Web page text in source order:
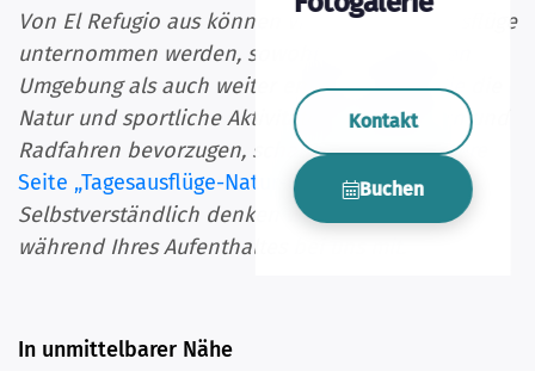
Kontakt
Buchen
Von El Refugio aus können viele kulturelle Ausflüge
unternommen werden, sowohl in der näheren
Umgebung als auch weiter entfernt. Wenn Sie die
Natur und sportliche Aktivitäten wie Wandern und
Radfahren bevorzugen, schauen Sie sich unsere
Seite „Tagesausflüge-Natur-und-Sportlich“ an.
Selbstverständlich denken wir gerne auch
während Ihres Aufenthaltes bei uns mit.
In unmittelbarer Nähe